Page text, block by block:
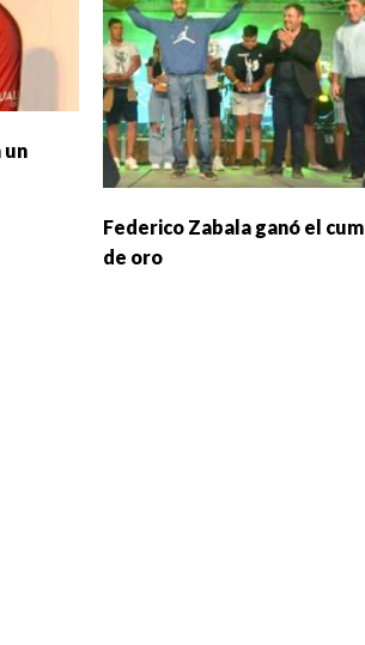
un
Federico Zabala ganó el
de oro